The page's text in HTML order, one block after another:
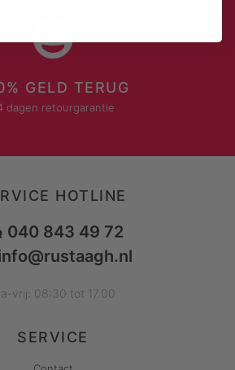
GELD TERUG
dagen retourgarantie
HOTLINE
040 843 49 72
vrij: 08:30 tot 17.00
SERVICE